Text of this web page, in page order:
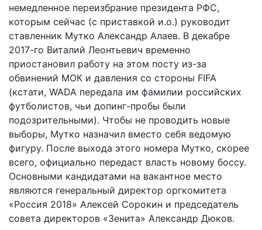
немедленное переизбрание президента РФС,
которым сейчас (с приставкой и.о.) руководит
ставленник Мутко Александр Алаев. В декабре
2017-го Виталий Леонтьевич временно
приостановил работу на этом посту из-за
обвинений МОК и давления со стороны FIFA
(кстати, WADA передала им фамилии российских
футболистов, чьи допинг-пробы были
подозрительными). Чтобы не проводить новые
выборы, Мутко назначил вместо себя ведомую
фигуру. После выхода этого номера Мутко, скорее
всего, официально передаст власть новому боссу.
Основными кандидатами на вакантное место
являются генеральный директор оргкомитета
«Россия 2018» Алексей Сорокин и председатель
совета директоров «Зенита» Александр Дюков.